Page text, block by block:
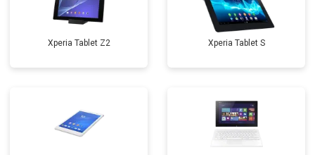
Xperia Tablet Z2 Xperia Tablet S